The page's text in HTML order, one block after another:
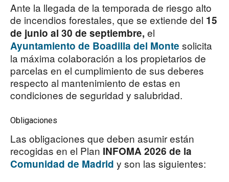
Ante la llegada de la temporada de riesgo alto
de incendios forestales, que se extiende del 15
de junio al 30 de septiembre, el
Ayuntamiento de Boadilla del Monte solicita
la máxima colaboración a los propietarios de
parcelas en el cumplimiento de sus deberes
respecto al mantenimiento de estas en
condiciones de seguridad y salubridad.
Obligaciones
Las obligaciones que deben asumir están
recogidas en el Plan INFOMA 2026 de la
Comunidad de Madrid y son las siguientes: